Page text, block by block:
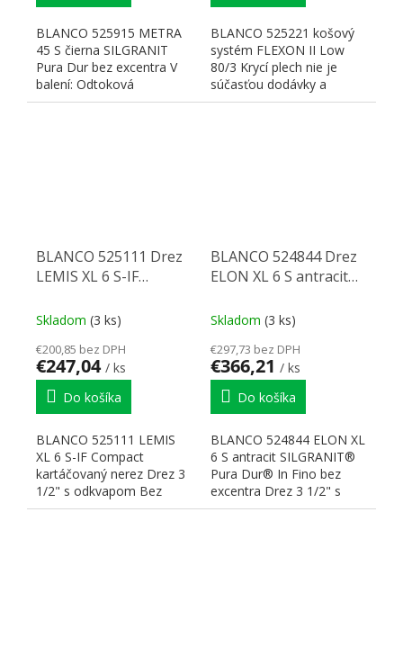
BLANCO 525915 METRA
45 S čierna SILGRANIT
Pura Dur bez excentra V
balení: Odtoková
armatúra, 3 1/2" výpust so
BLANCO 525221 košový
systém FLEXON II Low
80/3 Krycí plech nie je
súčasťou dodávky a
nemožno dodať ani
BLANCO 525111 Drez
LEMIS XL 6 S-IF
Skladom (3 ks)
€200,85 bez DPH
€247,04 / ks
Do košíka
BLANCO 525111 LEMIS
XL 6 S-IF Compact
kartáčovaný nerez Drez 3
1/2" s odkvapom Bez
excentra, obojstranný
BLANCO 524844 Drez
ELON XL 6 S antracit
SILGRANIT PuraDur
Skladom (3 ks)
€297,73 bez DPH
€366,21 / ks
Do košíka
BLANCO 524844 ELON XL
6 S antracit SILGRANIT®
Pura Dur® In Fino bez
excentra Drez 3 1/2" s
odkvapom obojstranný V...